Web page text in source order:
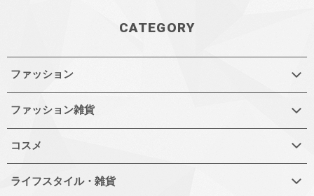
CATEGORY
ファッション
ファッション雑貨
コスメ
ライフスタイル・雑貨